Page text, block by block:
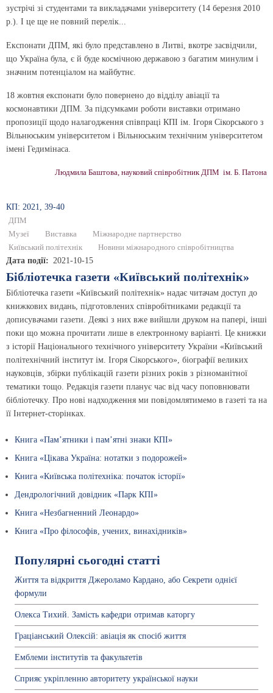
зустрічі зі студентами та викладачами університету (14 березня 2010
р.). І це ще не повний перелік...
Експонати ДПМ, які було представлено в Литві, вкотре засвідчили,
що Україна була, є й буде космічною державою з багатим минулим і
значним потенціалом на майбутнє.
18 жовтня експонати було повернено до відділу авіації та
космонавтики ДПМ. За підсумками роботи виставки отримано
пропозиції щодо налагодження співпраці КПІ ім. Ігоря Сікорського з
Вільнюським університетом і Вільнюським технічним університетом
імені Гедимінаса.
Людмила Баштова, науковий співробітник ДПМ ім. Б. Патона
КП: 2021, 39-40
ДПМ
Музеї
Виставка
Міжнародне партнерство
Київський політехнік
Новини міжнародного співробітництва
Дата події 2021-10-15
Бібліотечка газети «Київський політехнік»
Бібліотечка газети «Київський політехнік» надає читачам доступ до
книжкових видань, підготовлених співробітниками редакції та
дописувачами газети. Деякі з них вже вийшли друком на папері, інші
поки що можна прочитати лише в електронному варіанті. Це книжки
з історії Національного технічного університету України «Київський
політехнічний інститут ім. Ігоря Сікорського», біографії великих
науковців, збірки публікацій газети різних років з різноманітної
тематики тощо. Редакція газети планує час від часу поповнювати
бібліотечку. Про нові надходження ми повідомлятимемо в газеті та на
її Інтернет-сторінках.
Книга «Пам’ятники і пам’ятні знаки КПІ»
Книга «Цікава Україна: нотатки з подорожей»
Книга «Київська політехніка: початок історії»
Дендрологічний довідник «Парк КПІ»
Книга «Незбагненний Леонардо»
Книга «Про філософів, учених, винахідників»
Популярні сьогодні статті
Життя та відкриття Джероламо Кардано, або Секрети однієї
формули
Олекса Тихий. Замість кафедри отримав каторгу
Граціанський Олексій: авіація як спосіб життя
Емблеми інститутів та факультетів
Сприяє укріпленню авторитету української науки